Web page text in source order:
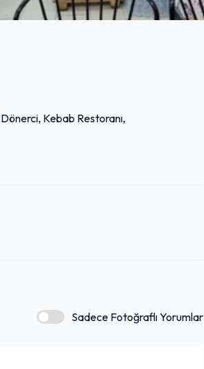
Dönerci, Kebab Restoranı,
Sadece Fotoğraflı Yorumlar